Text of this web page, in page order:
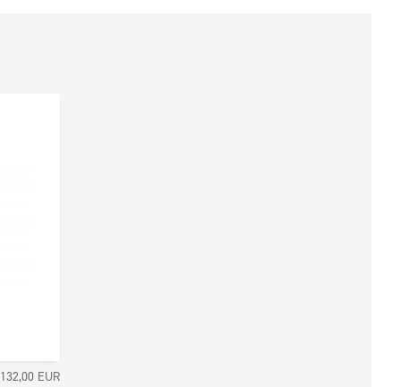
132,00 EUR